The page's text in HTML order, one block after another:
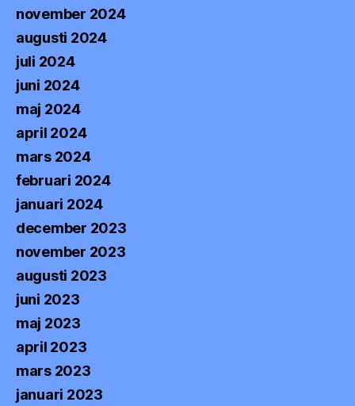
november 2024
augusti 2024
juli 2024
juni 2024
maj 2024
april 2024
mars 2024
februari 2024
januari 2024
december 2023
november 2023
augusti 2023
juni 2023
maj 2023
april 2023
mars 2023
januari 2023